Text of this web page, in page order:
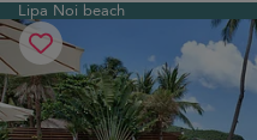
Lipa Noi beach